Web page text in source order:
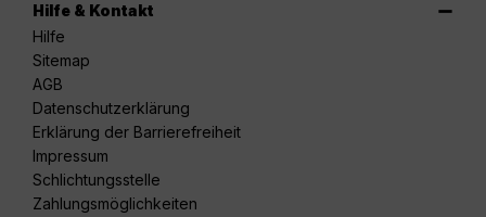
Hilfe & Kontakt
Hilfe
Sitemap
AGB
Datenschutzerklärung
Erklärung der Barrierefreiheit
Impressum
Schlichtungsstelle
Zahlungsmöglichkeiten